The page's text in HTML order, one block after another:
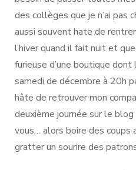
des collèges que je n’ai pas
aussi souvent hate de
l’hiver quand il fait nuit et
furieuse d’une boutique
samedi de décembre à 20h
hâte de retrouver mon
deuxième journée sur le
vous… alors boire des coups
gratter un sourire des